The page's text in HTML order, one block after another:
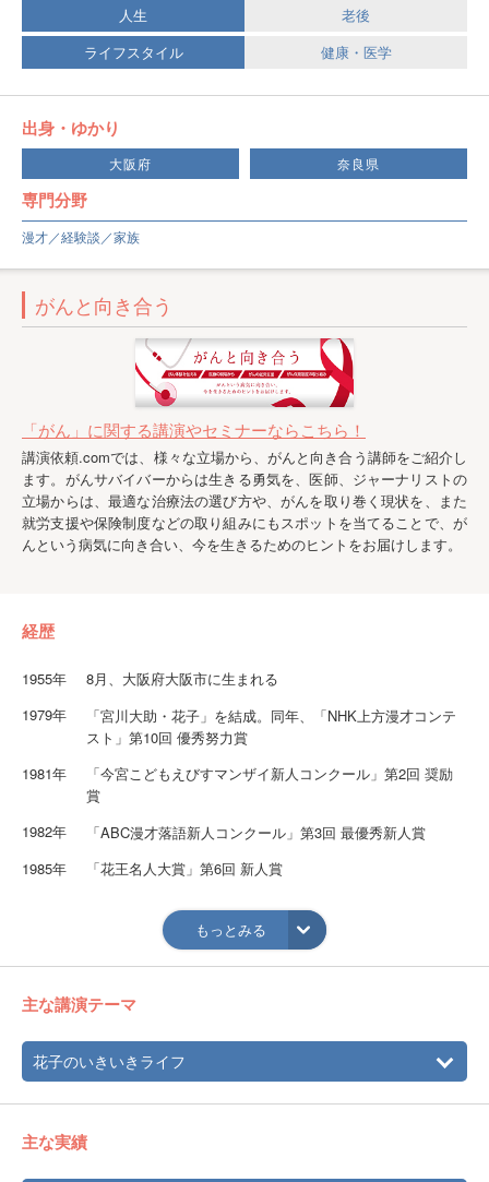
人生
老後
ライフスタイル
健康・医学
出身・ゆかり
大阪府 奈良県
専門分野
漫才／経験談／家族
がんと向き合う
「がん」に関する講演やセミナーならこちら！
講演依頼.comでは、様々な立場から、がんと向き合う講師をご紹介し
ます。がんサバイバーからは生きる勇気を、医師、ジャーナリストの
立場からは、最適な治療法の選び方や、がんを取り巻く現状を、また
就労支援や保険制度などの取り組みにもスポットを当てることで、が
んという病気に向き合い、今を生きるためのヒントをお届けします。
経歴
1955年
8月、大阪府大阪市に生まれる
1979年
「宮川大助・花子」を結成。同年、「NHK上方漫才コンテ
スト」第10回 優秀努力賞
1981年
「今宮こどもえびすマンザイ新人コンクール」第2回 奨励
賞
1982年
「ABC漫才落語新人コンクール」第3回 最優秀新人賞
1985年
「花王名人大賞」第6回 新人賞
1987年
「上方お笑い大賞」第16回 金賞、「上方漫才大賞」第22回
2011年
衆芸能部門
2018年
紫綬褒章受章
生駒市ふるさと広報大使
もっとみる
主な講演テーマ
花子のいきいきライフ
主な実績